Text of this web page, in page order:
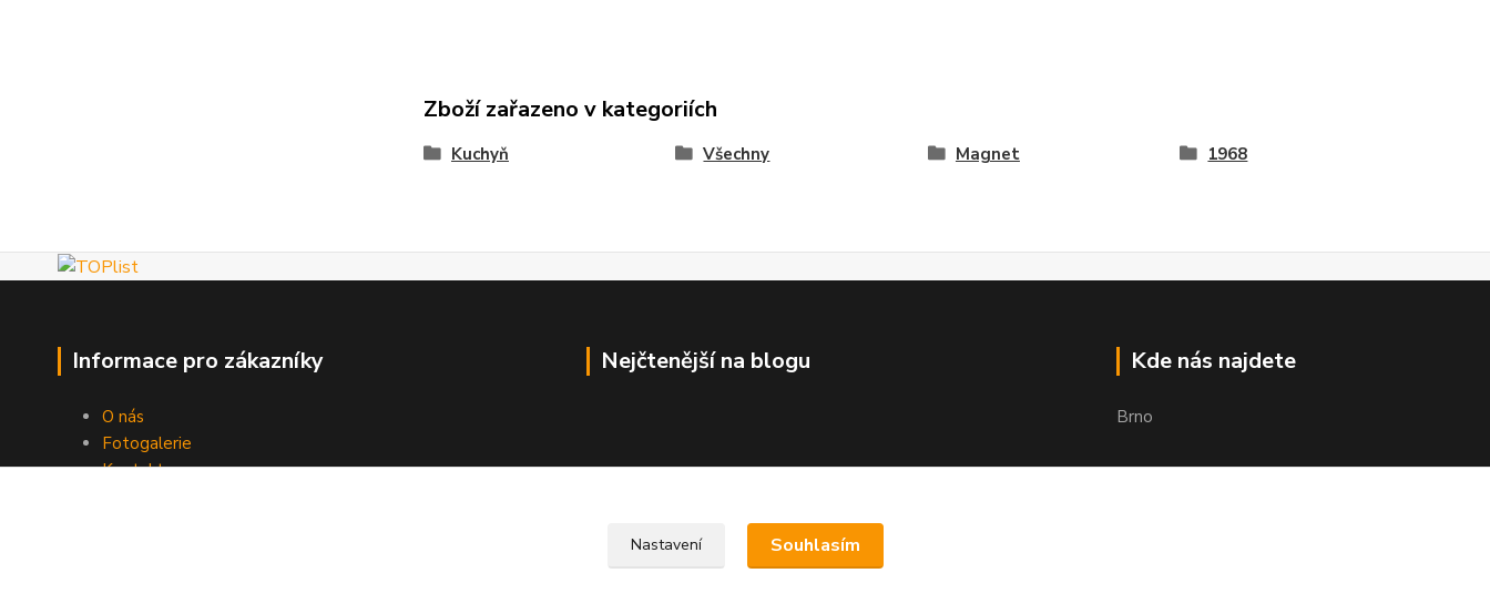
Zboží zařazeno v kategoriích
Kuchyň Všechny Magnet 1968
Informace pro zákazníky
O nás
Fotogalerie
Kontakty
Nejčtenější na blogu Kde nás najdete
Brno
Nastavení Souhlasím